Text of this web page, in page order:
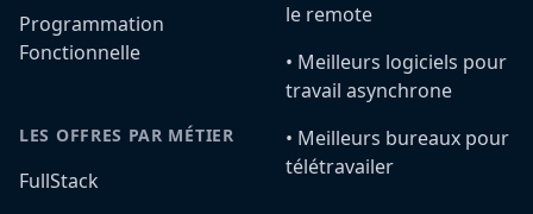
Programmation
Fonctionnelle
LES OFFRES PAR MÉTIER
FullStack
le remote
•️ Meilleurs logiciels pour
travail asynchrone
•️ Meilleurs bureaux pour
télétravailer